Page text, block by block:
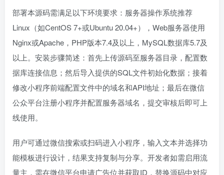
部署本源码需满足以下环境要求：服务器操作系统推荐
Linux（如CentOS 7+或Ubuntu 20.04+），Web服务器使用
Nginx或Apache，PHP版本7.4及以上，MySQL数据库5.7及
以上。安装步骤简述：首先上传源码至服务器目录，配置数
据库连接信息；然后导入提供的SQL文件初始化数据；接着
修改小程序前端配置文件中的域名和API地址；最后在微信
公众平台注册小程序并配置服务器域名，提交审核后即可上
线使用。
用户可通过微信搜索或扫码进入小程序，输入文本并选择功
能模板进行设计，结果支持复制与分享。开发者如需启用流
量主，需在微信平台申请广告位并获取ID，替换源码中对应